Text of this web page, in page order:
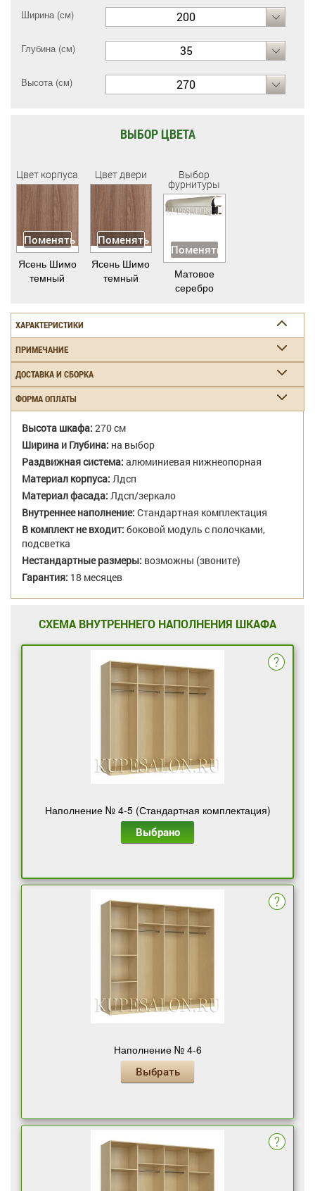
Ширина (см) 200
Глубина (см) 35
Высота (см) 270
ВЫБОР ЦВЕТА
Цвет корпуса
Поменять
Ясень Шимо
темный
Цвет двери
Поменять
Ясень Шимо
темный
Выбор
фурнитуры
Поменять
Матовое
серебро
ХАРАКТЕРИСТИКИ
ПРИМЕЧАНИЕ
ДОСТАВКА И СБОРКА
ФОРМА ОПЛАТЫ
Высота шкафа: 270 см
Ширина и Глубина: на выбор
Раздвижная система: алюминиевая нижнеопорная
Материал корпуса: Лдсп
Материал фасада: Лдсп/зеркало
Внутреннее наполнение: Стандартная комплектация
В комплект не входит: боковой модуль с полочками,
подсветка
Нестандартные размеры: возможны (звоните)
Гарантия: 18 месяцев
СХЕМА ВНУТРЕННЕГО НАПОЛНЕНИЯ ШКАФА
Наполнение № 4-5 (Стандартная комплектация)
Выбрано
Наполнение № 4-6
Выбрать